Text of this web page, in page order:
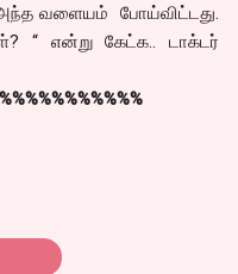
வளையம் போய்விட்டது.
“ என்று கேட்க.. டாக்டர்